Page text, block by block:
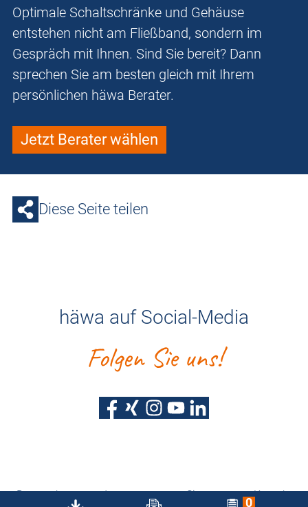
0
Optimale Schaltschränke und Gehäuse
entstehen nicht am Fließband, sondern im
Gespräch mit Ihnen. Sind Sie bereit? Dann
sprechen Sie am besten gleich mit Ihrem
persönlichen häwa Berater.
Jetzt Berater wählen
Diese Seite teilen
häwa auf Social-Media
Folgen Sie uns!
Datenschutz Impressum Sitemap
Kontakt